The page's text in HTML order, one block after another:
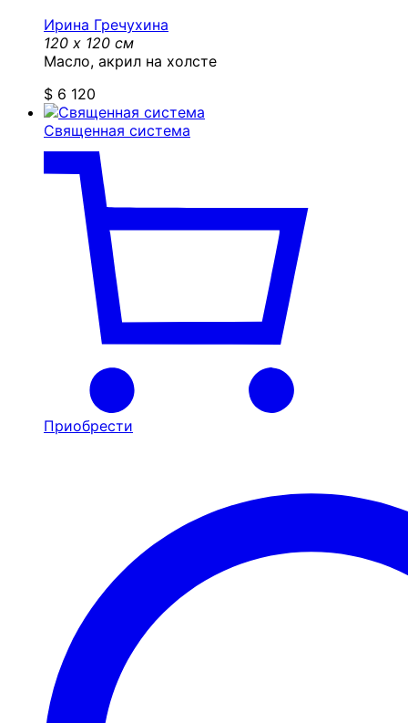
Ирина Гречухина
120 x 120 см
Масло, акрил на холсте
$ 6 120
Священная система
Приобрести